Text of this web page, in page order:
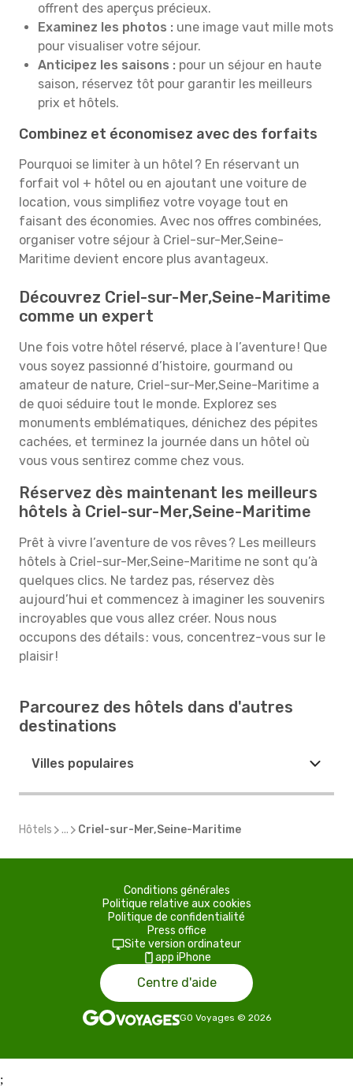
offrent des aperçus précieux.
Examinez les photos : une image vaut mille mots
pour visualiser votre séjour.
Anticipez les saisons : pour un séjour en haute
saison, réservez tôt pour garantir les meilleurs
prix et hôtels.
Combinez et économisez avec des forfaits
Pourquoi se limiter à un hôtel ? En réservant un
forfait vol + hôtel ou en ajoutant une voiture de
location, vous simplifiez votre voyage tout en
faisant des économies. Avec nos offres combinées,
organiser votre séjour à Criel-sur-Mer,Seine-
Maritime devient encore plus avantageux.
Découvrez Criel-sur-Mer,Seine-Maritime
comme un expert
Une fois votre hôtel réservé, place à l’aventure ! Que
vous soyez passionné d’histoire, gourmand ou
amateur de nature, Criel-sur-Mer,Seine-Maritime a
de quoi séduire tout le monde. Explorez ses
monuments emblématiques, dénichez des pépites
cachées, et terminez la journée dans un hôtel où
vous vous sentirez comme chez vous.
Réservez dès maintenant les meilleurs
hôtels à Criel-sur-Mer,Seine-Maritime
Prêt à vivre l’aventure de vos rêves ? Les meilleurs
hôtels à Criel-sur-Mer,Seine-Maritime ne sont qu’à
quelques clics. Ne tardez pas, réservez dès
aujourd’hui et commencez à imaginer les souvenirs
incroyables que vous allez créer. Nous nous
occupons des détails : vous, concentrez-vous sur le
plaisir !
Parcourez des hôtels dans d'autres
destinations
Villes populaires
Hôtels ... Criel-sur-Mer,Seine-Maritime
Conditions générales
Politique relative aux cookies
Politique de confidentialité
Press office
Site version ordinateur
app iPhone
Centre d'aide
GO Voyages © 2026
;